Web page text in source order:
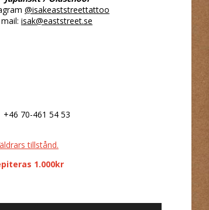
@isakeaststreettattoo
mail: isak@eaststreet.se
+46 70-461 54 53
tillstånd.
1.000kr